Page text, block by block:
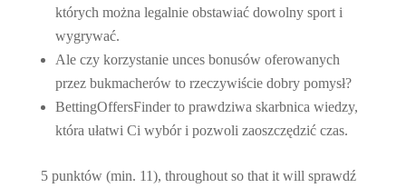
których można legalnie obstawiać dowolny sport i
wygrywać.
Ale czy korzystanie unces bonusów oferowanych
przez bukmacherów to rzeczywiście dobry pomysł?
BettingOffersFinder to prawdziwa skarbnica wiedzy,
która ułatwi Ci wybór i pozwoli zaoszczędzić czas.
5 punktów (min. 11), throughout so that it will sprawdź